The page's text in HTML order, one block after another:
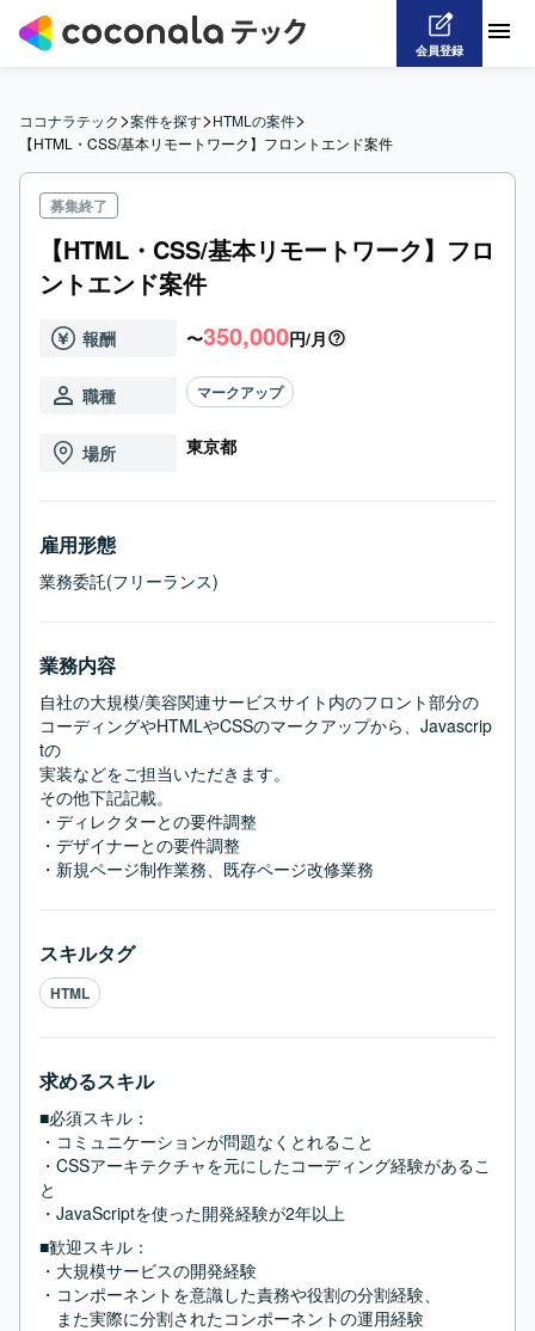
会員登録
ココナラテック>案件を探す>HTMLの案件>
【HTML・CSS/基本リモートワーク】フロントエンド案件
募集終了
【HTML・CSS/基本リモートワーク】フロ
ントエンド案件
報酬 〜350,000円/月
職種 マークアップ
場所 東京都
雇用形態
業務委託(フリーランス)
業務内容
自社の大規模/美容関連サービスサイト内のフロント部分の
コーディングやHTMLやCSSのマークアップから、Javascrip
tの
実装などをご担当いただきます。
その他下記記載。
・ディレクターとの要件調整
・デザイナーとの要件調整
・新規ページ制作業務、既存ページ改修業務
スキルタグ
HTML
求めるスキル
■必須スキル：
・コミュニケーションが問題なくとれること
・CSSアーキテクチャを元にしたコーディング経験があるこ
と
・JavaScriptを使った開発経験が2年以上
■歓迎スキル：
・大規模サービスの開発経験
・コンポーネントを意識した責務や役割の分割経験、
また実際に分割されたコンポーネントの運用経験